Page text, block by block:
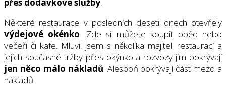
Některé restaurace v posledních deseti dnech otevřely
výdejové okénko. Zde si můžete koupit oběd nebo
večeři či kafe. Mluvil jsem s několika majiteli restaurací a
jejich současné tržby přes okýnko a rozvozy jim pokrývají
jen něco málo nákladů. Alespoň pokrývají část mezd a
nákladů.